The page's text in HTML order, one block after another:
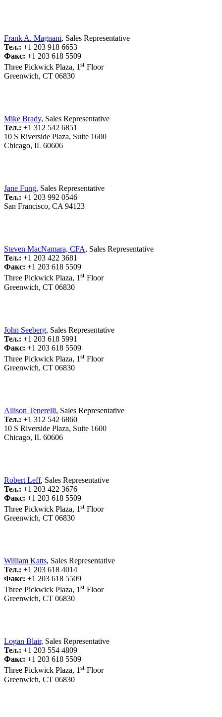
Frank A. Magnani, Sales Representative
Тел.: +1 203 918 6653
Факс: +1 203 618 5509
Three Pickwick Plaza, 1 st Floor
Greenwich, CT 06830
Mike Brady, Sales Representative
Тел.: +1 312 542 6851
10 S Riverside Plaza, Suite 1600
Chicago, IL 60606
Jane Fung, Sales Representative
Тел.: +1 203 992 0546
San Francisco, CA 94123
Steven MacNamara, CFA, Sales Representative
Тел.: +1 203 422 3681
Факс: +1 203 618 5509
Three Pickwick Plaza, 1st Floor
Greenwich, CT 06830
John Seeberg, Sales Representative
Тел.: +1 203 618 5991
Факс: +1 203 618 5509
Three Pickwick Plaza, 1 st Floor
Greenwich, CT 06830
Allison Tenerelli, Sales Representative
Тел.: +1 312 542 6860
10 S Riverside Plaza, Suite 1600
Chicago, IL 60606
Robert Leff, Sales Representative
Тел.: +1 203 422 3676
Факс: +1 203 618 5509
Three Pickwick Plaza, 1 st Floor
Greenwich, CT 06830
William Katts, Sales Representative
Тел.: +1 203 618 4014
Факс: +1 203 618 5509
Three Pickwick Plaza, 1st Floor
Greenwich, CT 06830
Logan Blair, Sales Representative
Тел.: +1 203 554 4809
Факс: +1 203 618 5509
Three Pickwick Plaza, 1st Floor
Greenwich, CT 06830